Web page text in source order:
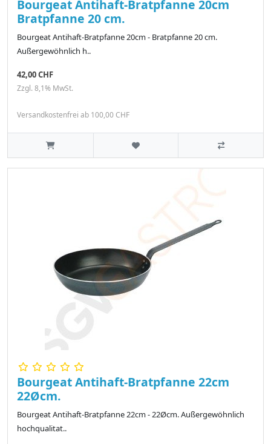
Bourgeat Antihaft-Bratpfanne 20cm
Bratpfanne 20 cm.
Bourgeat Antihaft-Bratpfanne 20cm - Bratpfanne 20 cm.
Außergewöhnlich h..
42,00 CHF
Zzgl. 8,1% MwSt.
Versandkostenfrei ab 100,00 CHF
Bourgeat Antihaft-Bratpfanne 22cm
22Øcm.
Bourgeat Antihaft-Bratpfanne 22cm - 22Øcm. Außergewöhnlich
hochqualitat..